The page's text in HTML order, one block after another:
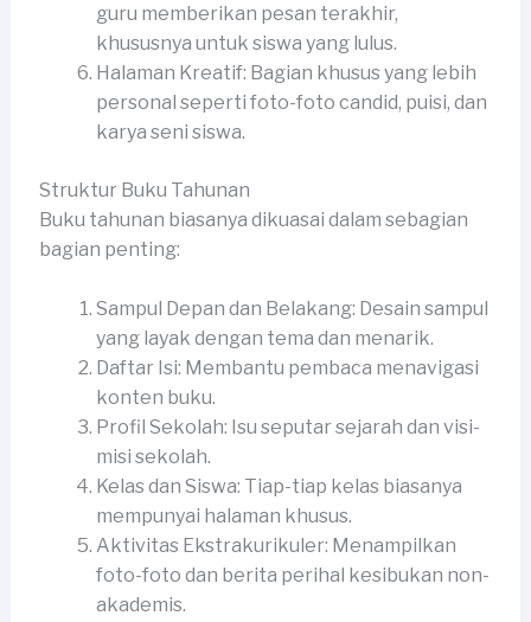
guru memberikan pesan terakhir,
khususnya untuk siswa yang lulus.
Halaman Kreatif: Bagian khusus yang lebih
personal seperti foto-foto candid, puisi, dan
karya seni siswa.
Struktur Buku Tahunan
Buku tahunan biasanya dikuasai dalam sebagian
bagian penting:
Sampul Depan dan Belakang: Desain sampul
yang layak dengan tema dan menarik.
Daftar Isi: Membantu pembaca menavigasi
konten buku.
Profil Sekolah: Isu seputar sejarah dan visi-
misi sekolah.
Kelas dan Siswa: Tiap-tiap kelas biasanya
mempunyai halaman khusus.
Aktivitas Ekstrakurikuler: Menampilkan
foto-foto dan berita perihal kesibukan non-
akademis.